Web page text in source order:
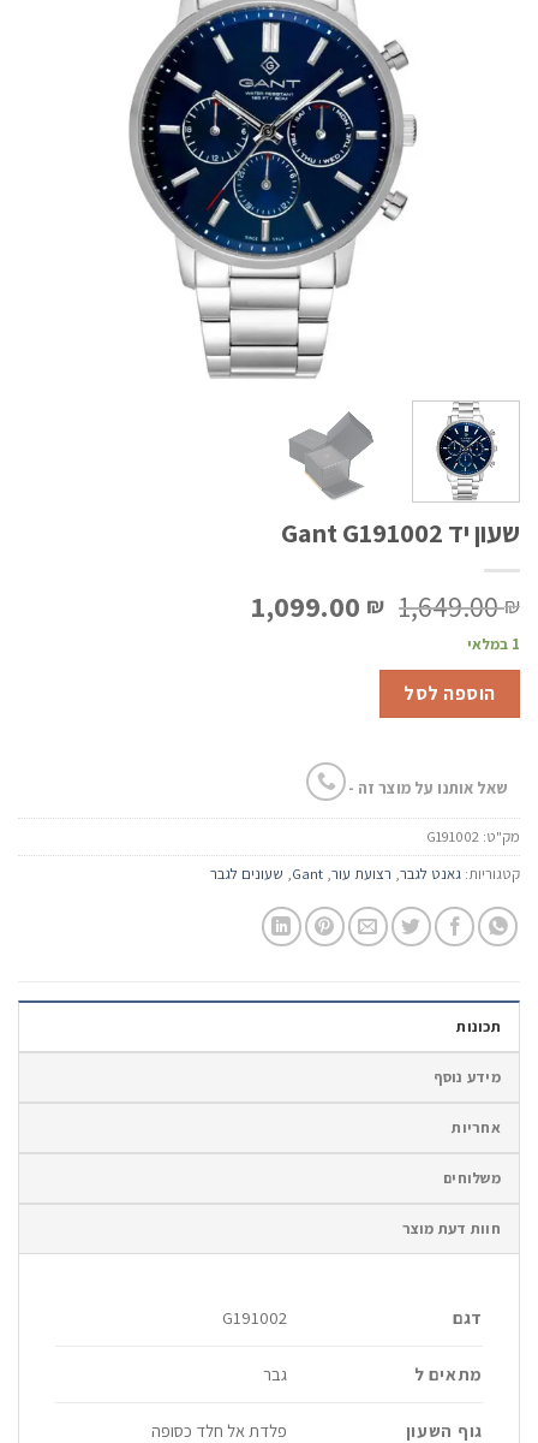
שעון יד Gant G191002
1,649.00₪ המחיר
היה:
1,099.00 ₪
1 במלאי
הוספה לסל
שאל אותנו על מוצר זה -
מק"ט: G191002
קטגוריות: גאנט לגבר, רצועת עור,
Gant
, שעונים לגבר
תכונות
מידע נוסף
אחריות
משלוחים
חוות דעת מוצר
דגם G191002
מתאים ל גבר
גוף השעון פלדת אל חלד כסופה